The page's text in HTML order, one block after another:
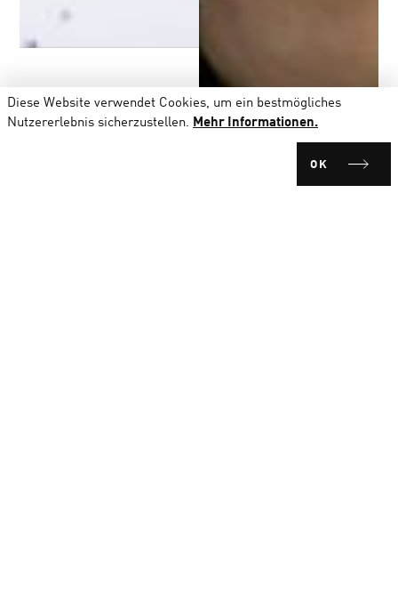
Diese Website verwendet Cookies, um ein bestmögliches
Nutzererlebnis sicherzustellen. Mehr Informationen.
OK